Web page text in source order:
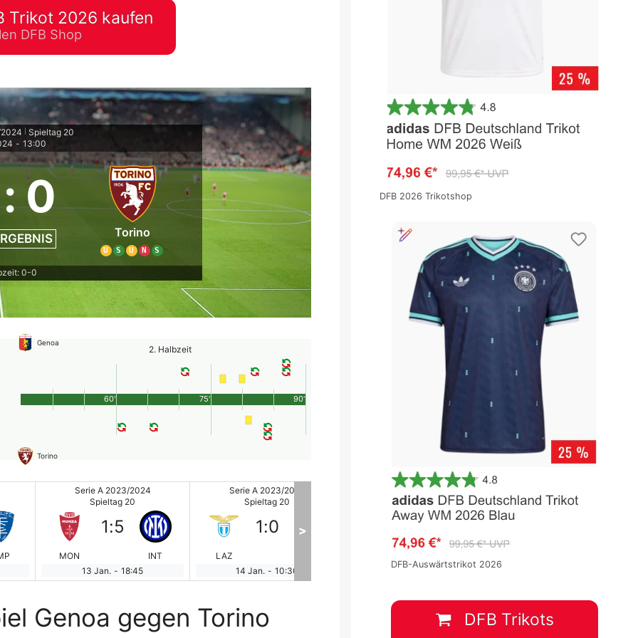
Excel – kostenlos
automatisch ausfüllen
Trikot 2026 kaufen
DFB Shop
Spieltag 20
- 13:00
:0
Torino
U S U N S
0-0
Genoa
2. Halbzeit
Torino
90'
60' 75'
Serie A 2023/2024
Spieltag 20
MON
1:5
INT
13 Jan. - 18:45
Serie A 2023/2024
Spieltag 20
LAZ
1:0
14 Jan. - 10:30
Serie A 2023/2024
Spieltag 20
2: 1
14 Jan. - 13:00
Spieltag 20
>
Genoa gegen Torino
DFB 2026 Trikotshop
DFB-Auswärtstrikot 2026
DFB Trikots